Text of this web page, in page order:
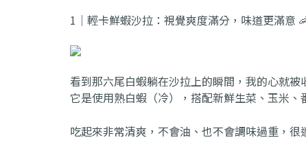
1｜輕卡鮮蝦沙拉：視覺爽度滿分，味道更滿意
看到那六尾白蝦躺在沙拉上的瞬間，我的心就被
它是使用熟白蝦（冷），搭配新鮮生菜、玉米、
吃起來非常清爽，不會油、也不會調味過重，很